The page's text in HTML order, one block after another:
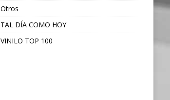
Otros
TAL DÍA COMO HOY
VINILO TOP 100